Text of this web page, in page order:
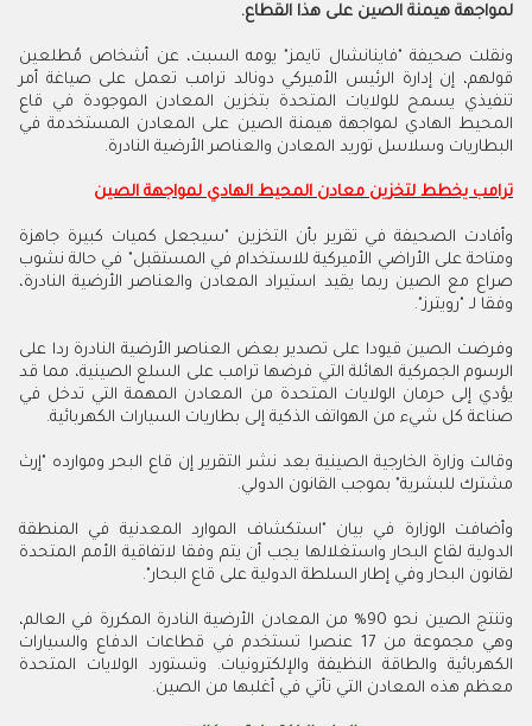
لمواجهة هيمنة الصين على هذا القطاع.
ونقلت صحيفة "فاينانشال تايمز" يومه السبت، عن أشخاص مُطلعين
قولهم، إن إدارة الرئيس الأميركي دونالد ترامب تعمل على صياغة أمر
تنفيذي يسمح للولايات المتحدة بتخزين المعادن الموجودة في قاع
المحيط الهادي لمواجهة هيمنة الصين على المعادن المستخدمة في
البطاريات وسلاسل توريد المعادن والعناصر الأرضية النادرة.
ترامب يخطط لتخزين معادن المحيط الهادي لمواجهة الصين
وأفادت الصحيفة في تقرير بأن التخزين "سيجعل كميات كبيرة جاهزة
ومتاحة على الأراضي الأميركية للاستخدام في المستقبل" في حالة نشوب
صراع مع الصين ربما يقيد استيراد المعادن والعناصر الأرضية النادرة،
وفقا لـ "رويترز".
وفرضت الصين قيودا على تصدير بعض العناصر الأرضية النادرة ردا على
الرسوم الجمركية الهائلة التي فرضها ترامب على السلع الصينية، مما قد
يؤدي إلى حرمان الولايات المتحدة من المعادن المهمة التي تدخل في
صناعة كل شيء من الهواتف الذكية إلى بطاريات السيارات الكهربائية.
وقالت وزارة الخارجية الصينية بعد نشر التقرير إن قاع البحر وموارده "إرث
مشترك للبشرية" بموجب القانون الدولي.
وأضافت الوزارة في بيان "استكشاف الموارد المعدنية في المنطقة
الدولية لقاع البحار واستغلالها يجب أن يتم وفقا لاتفاقية الأمم المتحدة
لقانون البحار وفي إطار السلطة الدولية على قاع البحار".
وتنتج الصين نحو 90% من المعادن الأرضية النادرة المكررة في العالم،
وهي مجموعة من 17 عنصرا تستخدم في قطاعات الدفاع والسيارات
الكهربائية والطاقة النظيفة والإلكترونيات. وتستورد الولايات المتحدة
معظم هذه المعادن التي تأتي في أغلبها من الصين.